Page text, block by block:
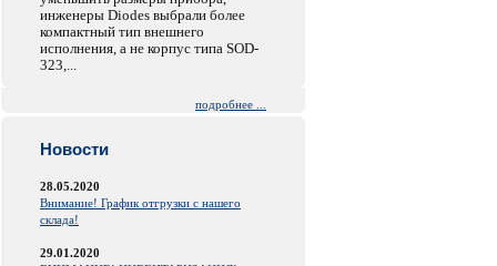
инженеры Diodes выбрали более
компактный тип внешнего
исполнения, а не корпус типа SOD-
323,...
подробнее ...
Новости
28.05.2020
Внимание! График отгрузки с нашего
склада!
29.01.2020